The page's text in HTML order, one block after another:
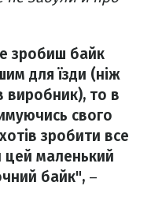
зробиш байк
для їзди (ніж
виробник), то в
свого
зробити все
маленький
байк", –